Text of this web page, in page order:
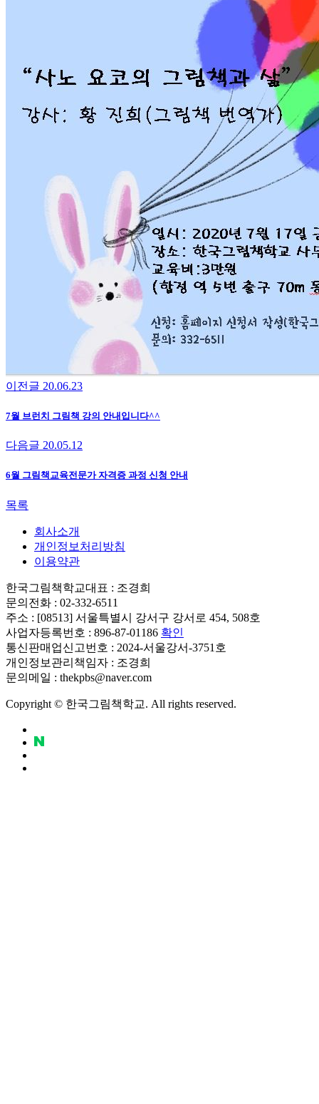
이전글 20.06.23
7월 브런치 그림책 강의 안내입니다^^
다음글 20.05.12
6월 그림책교육전문가 자격증 과정 신청 안내
목록
회사소개
개인정보처리방침
이용약관
한국그림책학교대표 : 조경희
문의전화 : 02-332-6511
주소 : [08513] 서울특별시 강서구 강서로 454, 508호
사업자등록번호 : 896-87-01186 확인
통신판매업신고번호 : 2024-서울강서-3751호
개인정보관리책임자 : 조경희
문의메일 : thekpbs@naver.com
Copyright © 한국그림책학교. All rights reserved.